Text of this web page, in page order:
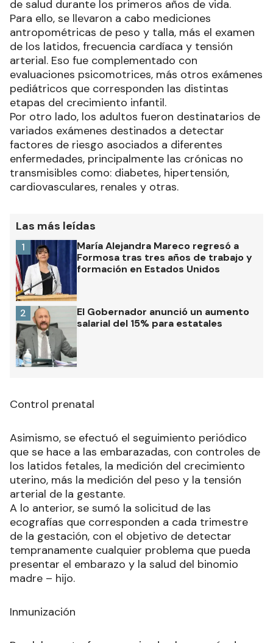
de salud durante los primeros años de vida.
Para ello, se llevaron a cabo mediciones
antropométricas de peso y talla, más el examen
de los latidos, frecuencia cardíaca y tensión
arterial. Eso fue complementado con
evaluaciones psicomotrices, más otros exámenes
pediátricos que corresponden las distintas
etapas del crecimiento infantil.
Por otro lado, los adultos fueron destinatarios de
variados exámenes destinados a detectar
factores de riesgo asociados a diferentes
enfermedades, principalmente las crónicas no
transmisibles como: diabetes, hipertensión,
cardiovasculares, renales y otras.
Las más leídas
María Alejandra Mareco regresó a
Formosa tras tres años de trabajo y
formación en Estados Unidos
1
El Gobernador anunció un aumento
salarial del 15% para estatales
2
Control prenatal
Asimismo, se efectuó el seguimiento periódico
que se hace a las embarazadas, con controles de
los latidos fetales, la medición del crecimiento
uterino, más la medición del peso y la tensión
arterial de la gestante.
A lo anterior, se sumó la solicitud de las
ecografías que corresponden a cada trimestre
de la gestación, con el objetivo de detectar
tempranamente cualquier problema que pueda
presentar el embarazo y la salud del binomio
madre – hijo.
Inmunización